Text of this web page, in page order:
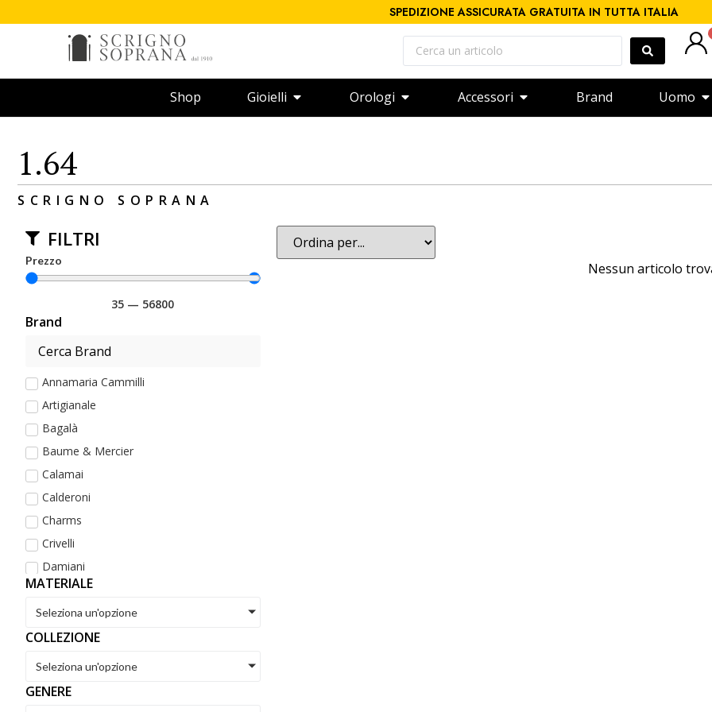
SPEDIZIONE ASSICURATA GRATUITA IN TUTTA ITALIA
Shop Gioielli Orologi Accessori Brand Uomo
1.64
SCRIGNO SOPRANA
FILTRI
Prezzo
35 — 56800
Brand
Annamaria Cammilli
Artigianale
Bagalà
Baume & Mercier
Calamai
Calderoni
Charms
Crivelli
Damiani
De Maria
Dezulian Gioielli
Dodo
MATERIALE
Seleziona un'opzione
COLLEZIONE
Seleziona un'opzione
GENERE
Nessun articolo